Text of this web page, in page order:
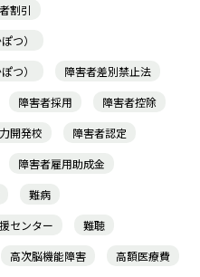
割引
つ）
つ）
障害者差別禁止法
障害者採用
障害者控除
開発校
障害者認定
障害者雇用助成金
難病
センター
難聴
高次脳機能障害
高額医療費